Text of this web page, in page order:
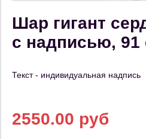
Шар гигант
с надписью, 91
Текст - индивидуальная надпись
2550.00 руб